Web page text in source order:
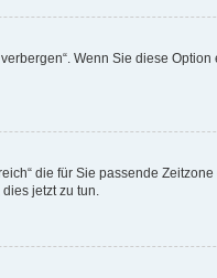
Wenn Sie diese Option
die für Sie passende
jetzt zu tun.